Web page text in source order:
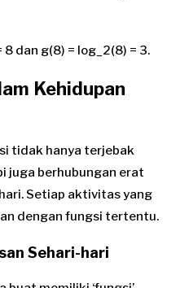
8 dan g(8) = log_2(8) = 3.
Kehidupan
tidak hanya terjebak
juga berhubungan erat
Setiap aktivitas yang
dengan fungsi tertentu.
Sehari-hari